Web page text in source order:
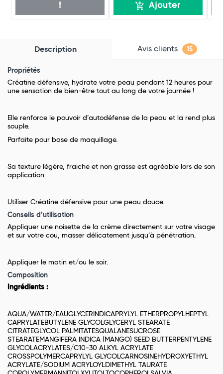
!
Ajouter
Description Avis clients 15
Propriétés
Créatine défensive, hydrate votre peau pendant 12 heures pour
une sensation de bien-être tout au long de votre journée !
Elle renforce le pouvoir d’autodéfense de la peau et la rend plus
souple.
Parfaite pour base de maquillage.
Sa texture légère, fraiche et non grasse est agréable lors de son
application.
Utiliser Créatine défensive pour une peau douce.
Conseils d’utilisation
Appliquer une noisette de la crème directement sur votre visage
et sur votre cou, masser délicatement jusqu’à pénétration.
Appliquer le matin et/ou le soir.
Composition
Ingrédients :
AQUA/WATER/EAUGLYCERINDICAPRYLYL ETHERPROPYLHEPTYL
CAPRYLATEBUTYLENE GLYCOLGLYCERYL STEARATE
CITRATEGLYCOL PALMITATESQUALANESUCROSE
STEARATEMANGIFERA INDICA (MANGO) SEED BUTTERPENTYLENE
GLYCOLACRYLATES/C10-30 ALKYL ACRYLATE
CROSSPOLYMERCAPRYLYL GLYCOLCARNOSINEHYDROXYETHYL
ACRYLATE/SODIUM ACRYLOYLDIMETHYL TAURATE